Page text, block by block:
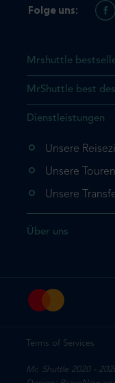
dass sich das
Warenkorb
einmal
ein weiteres Mal
Mrshuttle
MrShuttle best
Dienstleistungen
Unsere
Unsere Touren
Unsere
Über uns
Folge uns:
Terms of Services
Mr. Shuttle 2020 -